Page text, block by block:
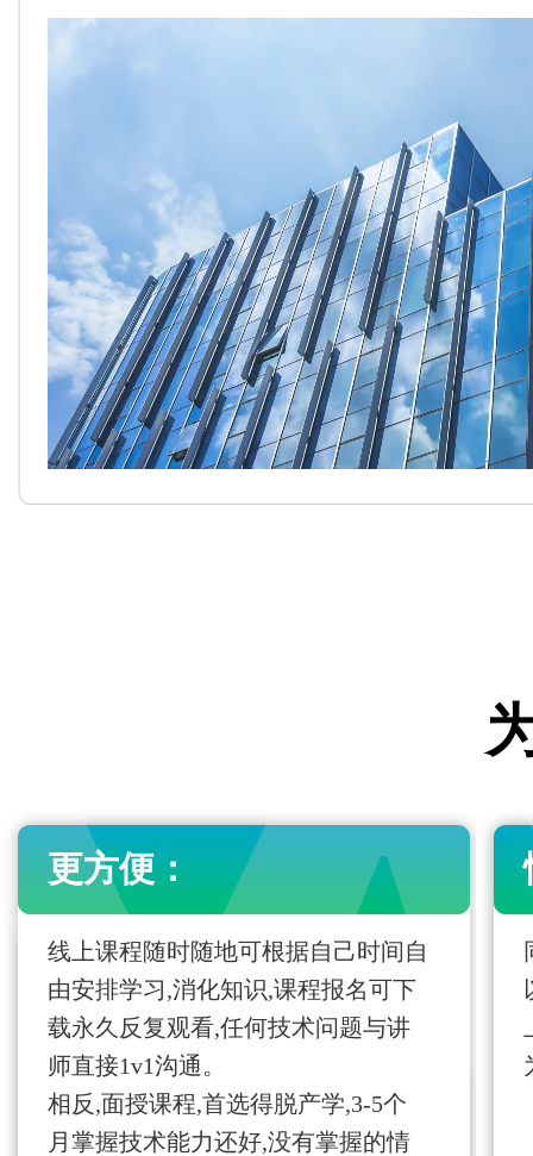
更方便：
线上课程随时随地可根据自己时间自
由安排学习,消化知识,课程报名可下
载永久反复观看,任何技术问题与讲
师直接1v1沟通。
相反,面授课程,首选得脱产学,3-5个
月掌握技术能力还好,没有掌握的情